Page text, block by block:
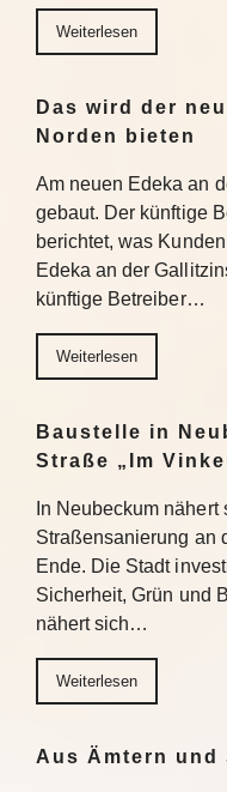
Weiterlesen
Das wird der
Norden bieten
Am neuen Edeka an
gebaut. Der künftige
berichtet, was
Edeka an der
künftige Betreiber…
Weiterlesen
Baustelle in
Straße „Im
In Neubeckum
Straßensanierung an
Ende. Die Stadt
Sicherheit, Grün und
nähert sich…
Weiterlesen
Aus Ämtern und